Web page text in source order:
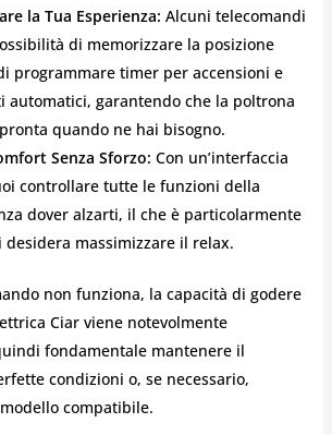
la Tua Esperienza: Alcuni telecomandi
di memorizzare la posizione
programmare timer per accensioni e
automatici, garantendo che la poltrona
quando ne hai bisogno.
Senza Sforzo: Con un’interfaccia
controllare tutte le funzioni della
dover alzarti, il che è particolarmente
massimizzare il relax.
non funziona, la capacità di godere
Ciar viene notevolmente
fondamentale mantenere il
condizioni o, se necessario,
compatibile.